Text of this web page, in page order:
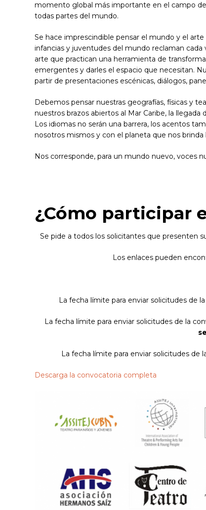
momento global más importante en el campo
todas partes del mundo.
Se hace imprescindible pensar el mundo y el
infancias y juventudes del mundo reclaman
arte que practican una herramienta de
emergentes y darles el espacio que necesitan.
partir de presentaciones escénicas, diálogos,
Debemos pensar nuestras geografías, físicas y
nuestros brazos abiertos al Mar Caribe, la
Los idiomas no serán una barrera, los acentos
nosotros mismos y con el planeta que nos brinda
Nos corresponde, para un mundo nuevo, voces
¿Cómo participar
Se pide a todos los solicitantes que presenten
Los enlaces pueden
La fecha límite para enviar solicitudes de
La fecha límite para enviar solicitudes de la
La fecha límite para enviar solicitudes de
Descarga la convocatoria completa